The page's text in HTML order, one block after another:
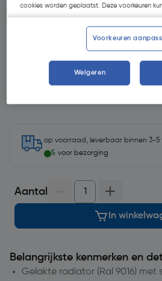
| Excl. btw € 193,04
op voorraad, leverbaar binnen 3-5
5 voor bezorging
Aantal
In
Belangrijkste kenmerken en
Gelakte radiator (Ral 9016) met
cookies worden geplaatst. Deze voorkeuren
Voorkeuren
Weigeren